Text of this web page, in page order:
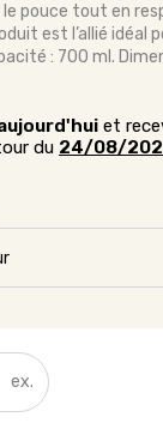
le pouce tout en
est l’allié idéal
: 700 ml.
et
du 24/08/